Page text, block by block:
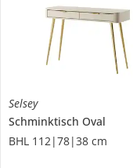
Selsey
Schminktisch Oval
BHL 112|78|38 cm